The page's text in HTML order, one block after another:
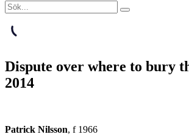
Dispute over where to bury
2014
Patrick Nilsson, f 1966